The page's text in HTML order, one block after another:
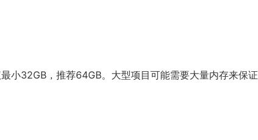
小32GB，推荐64GB。大型项目可能需要大量内存来保证